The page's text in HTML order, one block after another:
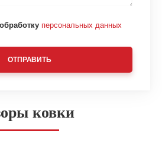
персональных данных
ОТПРАВИТЬ
ковки